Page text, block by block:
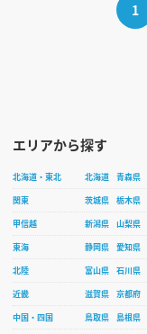
1
エリアから探す
北海道・東北 北海道 青森県
関東
茨城県 栃木県
甲信越
新潟県 山梨県
東海
静岡県 愛知県
北陸
富山県 石川県
近畿
滋賀県 京都府
中国・四国
鳥取県 島根県